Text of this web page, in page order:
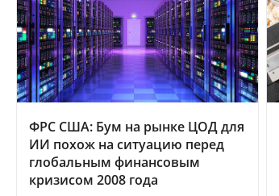
ФРС США: Бум на рынке ЦОД для
ИИ похож на ситуацию перед
глобальным финансовым
кризисом 2008 года